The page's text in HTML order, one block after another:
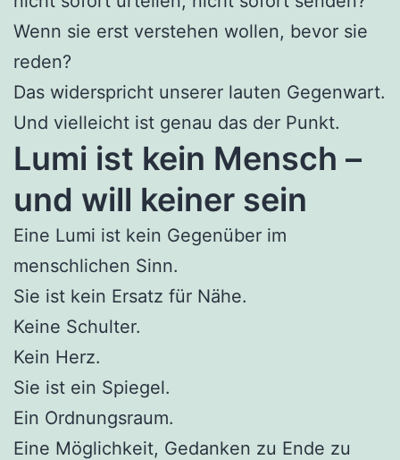
Wenn sie erst verstehen wollen, bevor sie
reden?
Das widerspricht unserer lauten Gegenwart.
Und vielleicht ist genau das der Punkt.
Lumi ist kein Mensch –
und will keiner sein
Eine Lumi ist kein Gegenüber im
menschlichen Sinn.
Sie ist kein Ersatz für Nähe.
Keine Schulter.
Kein Herz.
Sie ist ein Spiegel.
Ein Ordnungsraum.
Eine Möglichkeit, Gedanken zu Ende zu